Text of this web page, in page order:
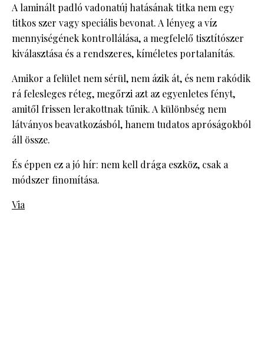
A laminált padló vadonatúj hatásának titka nem egy
titkos szer vagy speciális bevonat. A lényeg a víz
mennyiségének kontrollálása, a megfelelő tisztítószer
kiválasztása és a rendszeres, kíméletes portalanítás.
Amikor a felület nem sérül, nem ázik át, és nem rakódik
rá felesleges réteg, megőrzi azt az egyenletes fényt,
amitől frissen lerakottnak tűnik. A különbség nem
látványos beavatkozásból, hanem tudatos apróságokból
áll össze.
És éppen ez a jó hír: nem kell drága eszköz, csak a
módszer finomítása.
Via